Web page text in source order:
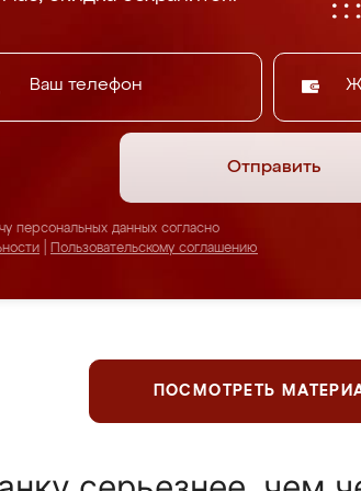
Отправить
персональных данных согласно
Пользовательскому соглашению
ПОСМОТРЕТЬ